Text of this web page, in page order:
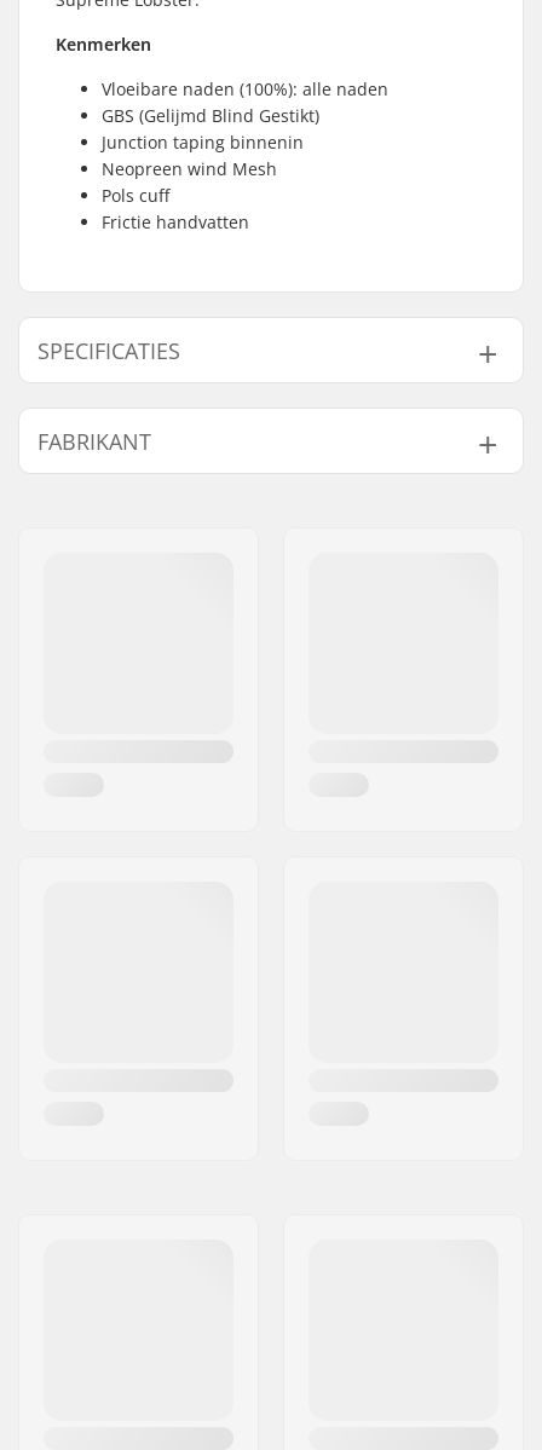
Kenmerken
Vloeibare naden (100%): alle naden
GBS (Gelijmd Blind Gestikt)
Junction taping binnenin
Neopreen wind Mesh
Pols cuff
Frictie handvatten
SPECIFICATIES
Dikte:
5mm
Activity:
Watertemperatuur:
10-18 °C, < 5-10 °C
FABRIKANT